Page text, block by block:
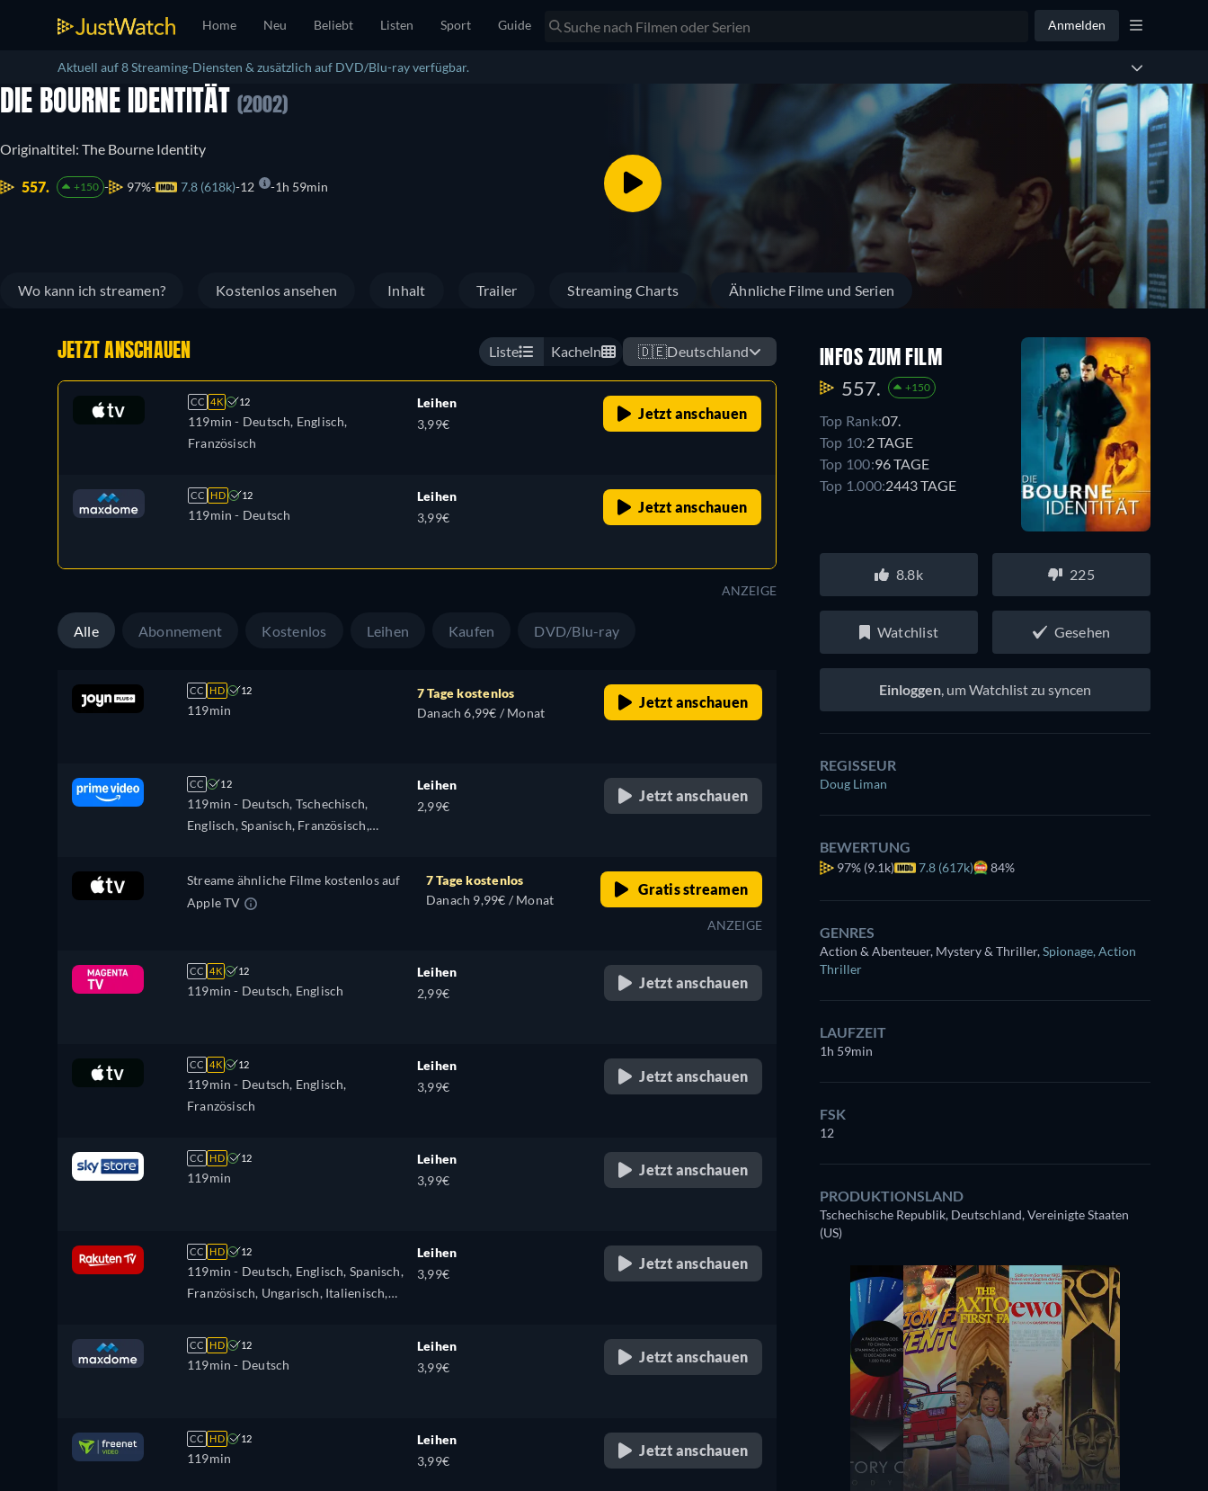
Home Neu Beliebt Listen Sport Guide Anmelden
Aktuell auf 8 Streaming-Diensten & zusätzlich auf DVD/Blu-ray verfügbar.
DIE BOURNE IDENTITÄT (2002)
Originaltitel: The Bourne Identity
557. +150 97% 7.8 (618k) 12 1h 59min
Wo kann ich streamen? Kostenlos ansehen Inhalt Trailer Streaming Charts Ähnliche Filme und Serien
JETZT ANSCHAUEN Liste Kacheln 🇩🇪Deutschland
CC 4K 12
119min - Deutsch, Englisch,
Französisch
Leihen
3,99€
Jetzt anschauen
CC HD 12
119min - Deutsch
Leihen
3,99€
Jetzt anschauen
ANZEIGE
Alle Abonnement Kostenlos Leihen Kaufen DVD/Blu-ray
CC HD 12
119min
7 Tage kostenlos
Danach 6,99€ / Monat
Jetzt anschauen
CC 12
119min - Deutsch, Tschechisch,
Englisch, Spanisch, Französisch,
Türkisch
Leihen
2,99€
Jetzt anschauen
Streame ähnliche Filme kostenlos auf
Apple TV
7 Tage kostenlos
Danach 9,99€ / Monat
Gratis streamen
ANZEIGE
CC 4K 12
119min - Deutsch, Englisch
Leihen
2,99€
Jetzt anschauen
CC 4K 12
119min - Deutsch, Englisch,
Französisch
Leihen
3,99€
Jetzt anschauen
CC HD 12
119min
Leihen
3,99€
Jetzt anschauen
CC HD 12
119min - Deutsch, Englisch, Spanisch,
Französisch, Ungarisch, Italienisch,
Leihen
3,99€
Jetzt anschauen
CC HD 12
119min - Deutsch
Leihen
3,99€
Jetzt anschauen
CC HD 12
119min
Leihen
3,99€
Jetzt anschauen
INFOS ZUM FILM
557. +150
Top Rank:07.
Top 10:2 TAGE
Top 100:96 TAGE
Top 1.000:2443 TAGE
8.8k 225
Watchlist Gesehen
Einloggen, um Watchlist zu syncen
REGISSEUR
Doug Liman
BEWERTUNG
97% (9.1k) 7.8 (617k) 84%
GENRES
Action & Abenteuer, Mystery & Thriller,Spionage, Action
Thriller
LAUFZEIT
1h 59min
FSK
12
PRODUKTIONSLAND
Tschechische Republik, Deutschland, Vereinigte Staaten
(US)